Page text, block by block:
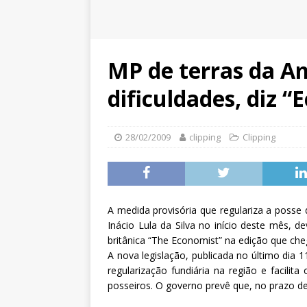
MP de terras da
dificuldades, diz
28/02/2009 clipping Clipping
A medida provisória que regulariza a
Inácio Lula da Silva no início deste mês,
britânica “The Economist” na edição que
A nova legislação, publicada no último dia
regularização fundiária na região e
posseiros. O governo prevê que, no prazo